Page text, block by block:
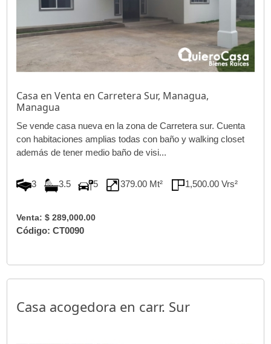
Casa en Venta en Carretera Sur, Managua,
Managua
Se vende casa nueva en la zona de Carretera sur. Cuenta
con habitaciones amplias todas con baño y walking closet
además de tener medio baño de visi...
3 3.5 5 379.00 Mt² 1,500.00 Vrs²
Venta: $ 289,000.00
Código: CT0090
Casa acogedora en carr. Sur